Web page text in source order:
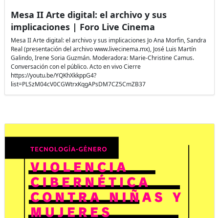
Mesa II Arte digital: el archivo y sus
implicaciones | Foro Live Cinema
Mesa II Arte digital: el archivo y sus implicaciones Jo Ana Morfin, Sandra
Real (presentación del archivo www.livecinema.mx), José Luis Martín
Galindo, Irene Soria Guzmán. Moderadora: Marie-Christine Camus.
Conversación con el público. Acto en vivo Cierre
https://youtu.be/YQKhXkkppG4?
list=PLSzM04cV0CGWtrxKqgAPsDM7CZ5CmZB37